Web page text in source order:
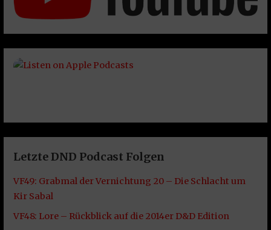
Letzte DND Podcast Folgen
VF49: Grabmal der Vernichtung 20 – Die Schlacht um
Kir Sabal
VF48: Lore – Rückblick auf die 2014er D&D Edition